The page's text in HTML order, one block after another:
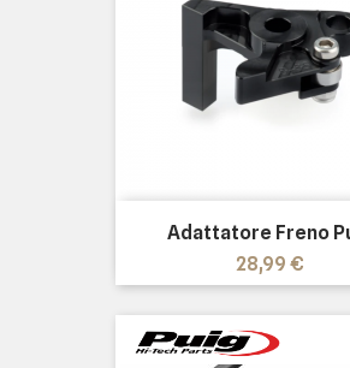
Adattatore Freno
Prezzo
28,99 €